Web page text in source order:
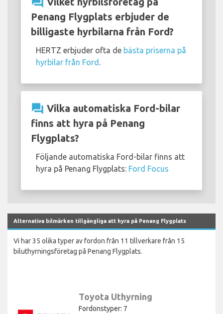
Penang Flygplats erbjuder de
billigaste hyrbilarna från Ford?
HERTZ erbjuder ofta de bästa priserna på
hyrbilar från Ford
question_answer Vilka automatiska Ford-bilar
finns att hyra på Penang
Flygplats?
Följande automatiska Ford-bilar finns att
hyra på Penang Flygplats: Ford Focus
Alternativa bilmärken tillgängliga att hyra på Penang Flygplats
Vi har 35 olika typer av fordon från 11 tillverkare från 15
biluthyrningsföretag på Penang Flygplats.
Toyota Uthyrning
Fordonstyper: 7